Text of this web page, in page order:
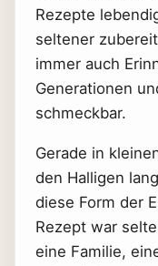
Rezepte
seltener
immer auch
Generationen
schmeckbar.
Gerade in
den Halligen
diese Form der
Rezept war
eine Familie,